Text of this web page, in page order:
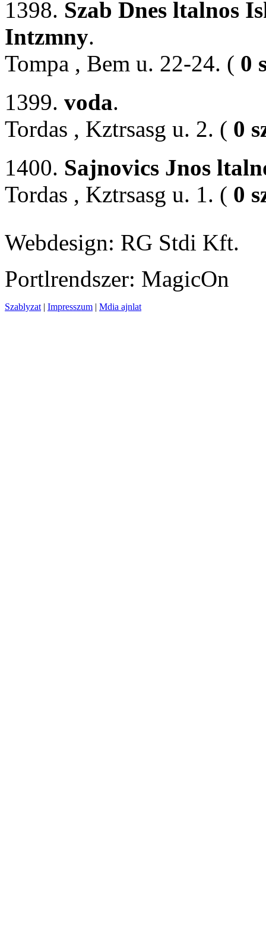
1398. Szab Dnes ltalnos
Intzmny.
Tompa , Bem u. 22-24. ( 0
1399. voda.
Tordas , Kztrsasg u. 2. ( 0
1400. Sajnovics Jnos
Tordas , Kztrsasg u. 1. ( 0
Webdesign: RG Stdi Kft.
Portlrendszer: MagicOn
Szablyzat | Impresszum | Mdia ajnlat